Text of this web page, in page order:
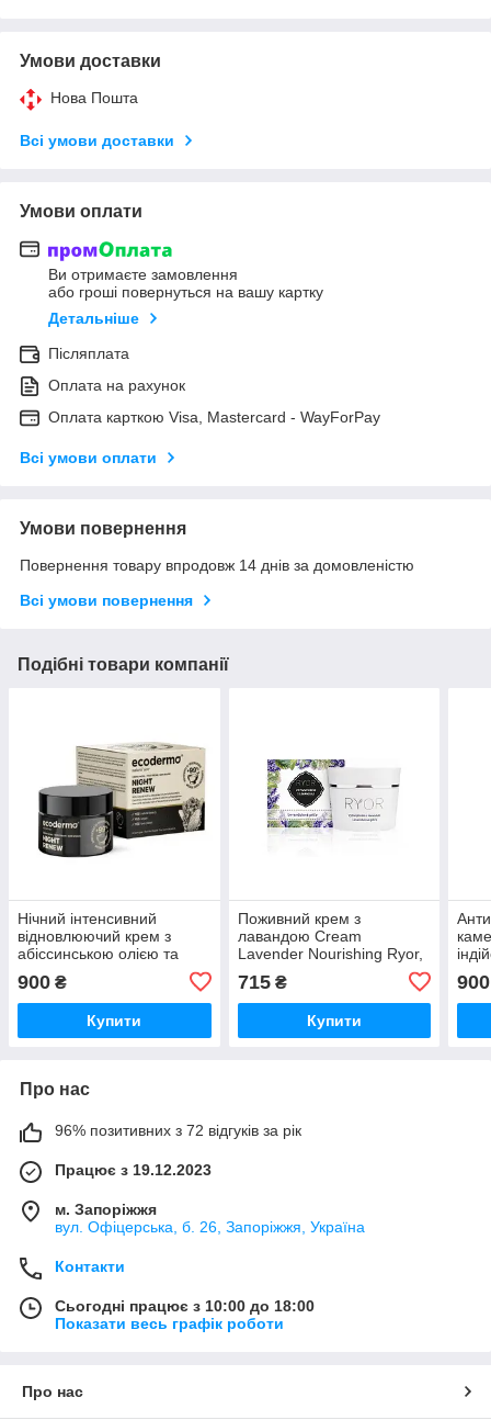
Умови доставки
Нова Пошта
Всі умови доставки
Умови оплати
Ви отримаєте замовлення
або гроші повернуться на вашу картку
Детальніше
Післяплата
Оплата на рахунок
Оплата карткою Visa, Mastercard - WayForPay
Всі умови оплати
Умови повернення
Повернення товару впродовж 14 днів за домовленістю
Всі умови повернення
Подібні товари компанії
Нічний інтенсивний
відновлюючий крем з
абіссинською олією та
гідроколоїдним матриксом
Night Renew Ecoderma, 50
мл
900 ₴
Купити
Поживний крем з
лавандою Cream
Lavender Nourishing Ryor,
715₴
Купити
мл
900
Про нас
96% позитивних з 72 відгуків за рік
Працює з 19.12.2023
м. Запоріжжя
вул. Офіцерська, б. 26, Запоріжжя, Україна
Контакти
Сьогодні працює з 10:00 до 18:00
Показати весь графік роботи
Про нас